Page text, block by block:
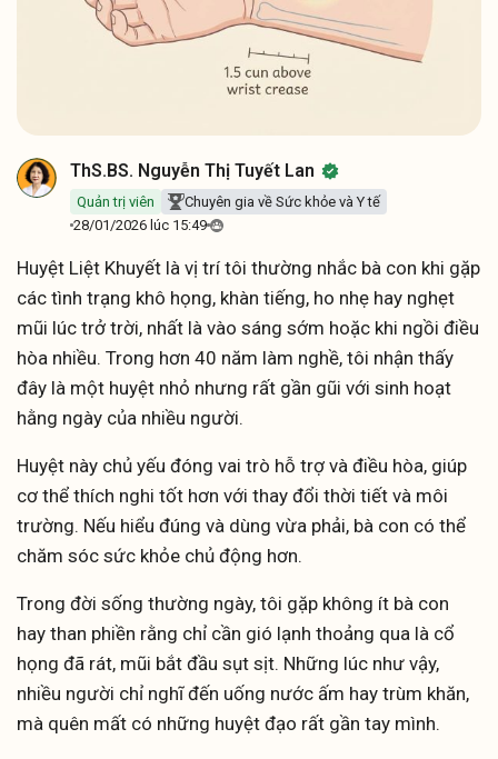
ThS.BS. Nguyễn Thị Tuyết Lan
Quản trị viên
Chuyên gia về Sức khỏe và Y tế
28/01/2026 lúc 15:49
Huyệt Liệt Khuyết là vị trí tôi thường nhắc bà con khi gặp
các tình trạng khô họng, khàn tiếng, ho nhẹ hay nghẹt
mũi lúc trở trời, nhất là vào sáng sớm hoặc khi ngồi điều
hòa nhiều. Trong hơn 40 năm làm nghề, tôi nhận thấy
đây là một huyệt nhỏ nhưng rất gần gũi với sinh hoạt
hằng ngày của nhiều người.
Huyệt này chủ yếu đóng vai trò hỗ trợ và điều hòa, giúp
cơ thể thích nghi tốt hơn với thay đổi thời tiết và môi
trường. Nếu hiểu đúng và dùng vừa phải, bà con có thể
chăm sóc sức khỏe chủ động hơn.
Trong đời sống thường ngày, tôi gặp không ít bà con
hay than phiền rằng chỉ cần gió lạnh thoảng qua là cổ
họng đã rát, mũi bắt đầu sụt sịt. Những lúc như vậy,
nhiều người chỉ nghĩ đến uống nước ấm hay trùm khăn,
mà quên mất có những huyệt đạo rất gần tay mình.